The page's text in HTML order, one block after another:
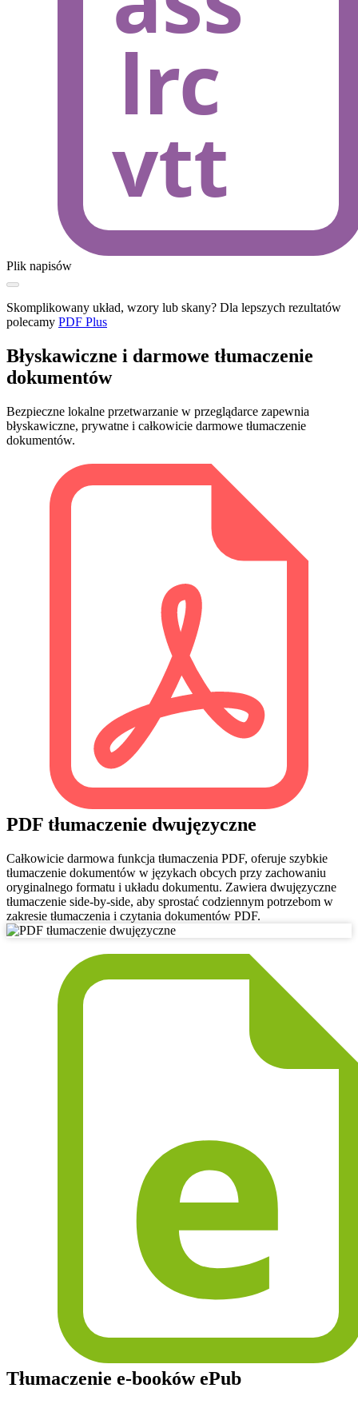
Plik napisów
Skomplikowany układ, wzory lub skany? Dla lepszych rezultatów
polecamy PDF Plus
Błyskawiczne i darmowe tłumaczenie
dokumentów
Bezpieczne lokalne przetwarzanie w przeglądarce zapewnia
błyskawiczne, prywatne i całkowicie darmowe tłumaczenie
dokumentów.
PDF tłumaczenie dwujęzyczne
Całkowicie darmowa funkcja tłumaczenia PDF, oferuje szybkie
tłumaczenie dokumentów w językach obcych przy zachowaniu
oryginalnego formatu i układu dokumentu. Zawiera dwujęzyczne
tłumaczenie side-by-side, aby sprostać codziennym potrzebom w
zakresie tłumaczenia i czytania dokumentów PDF.
Tłumaczenie e-booków ePub